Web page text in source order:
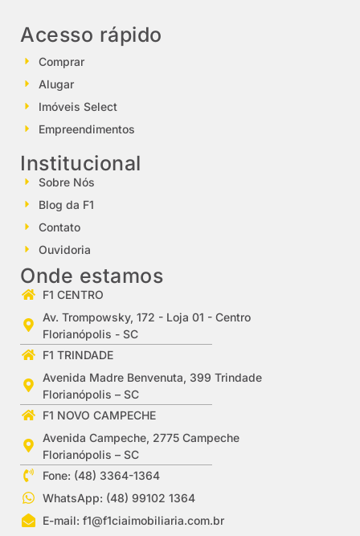
Acesso rápido
Comprar
Alugar
Imóveis Select
Empreendimentos
Institucional
Sobre Nós
Blog da F1
Contato
Ouvidoria
Onde estamos
F1 CENTRO
Av. Trompowsky, 172 - Loja 01 - Centro
Florianópolis - SC
F1 TRINDADE
Avenida Madre Benvenuta, 399 Trindade
Florianópolis – SC
F1 NOVO CAMPECHE
Avenida Campeche, 2775 Campeche
Florianópolis – SC
Fone: (48) 3364-1364
WhatsApp: (48) 99102 1364
E-mail:f1@f1ciaimobiliaria.com.br